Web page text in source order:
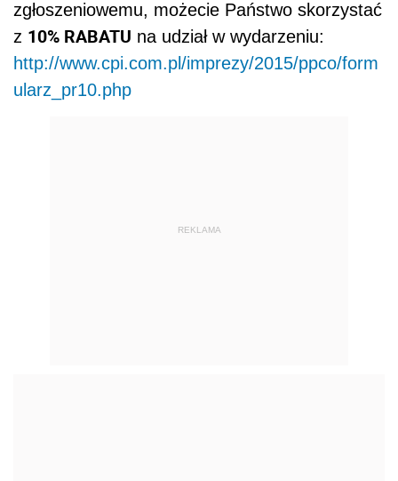
zgłoszeniowemu, możecie Państwo skorzystać
z 10% RABATU na udział w wydarzeniu:
http://www.cpi.com.pl/imprezy/2015/ppco/form
ularz_pr10.php
REKLAMA